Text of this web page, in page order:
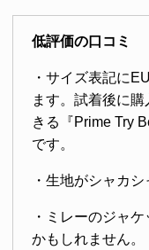
低評価の口コミ
・サイズ表記に
ます。試着後に
きる『Prime Try
です。
・生地がシャカ
・ミレーのジャ
かもしれません。